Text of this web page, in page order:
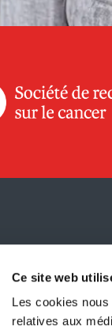
Ce site web
Les cookies
relatives aux